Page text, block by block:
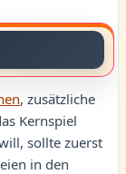
, zusätzliche
Kernspiel
sollte zuerst
in den